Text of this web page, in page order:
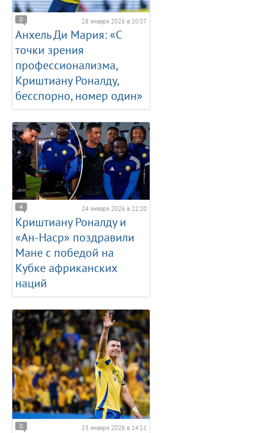
0 28 января 2026 в 10:57
Анхель Ди Мария: «С
точки зрения
профессионализма,
Криштиану Роналду,
бесспорно, номер один»
4 24 января 2026 в 22:20
Криштиану Роналду и
«Ан-Наср» поздравили
Мане с победой на
Кубке африканских
наций
0 23 января 2026 в 14:11